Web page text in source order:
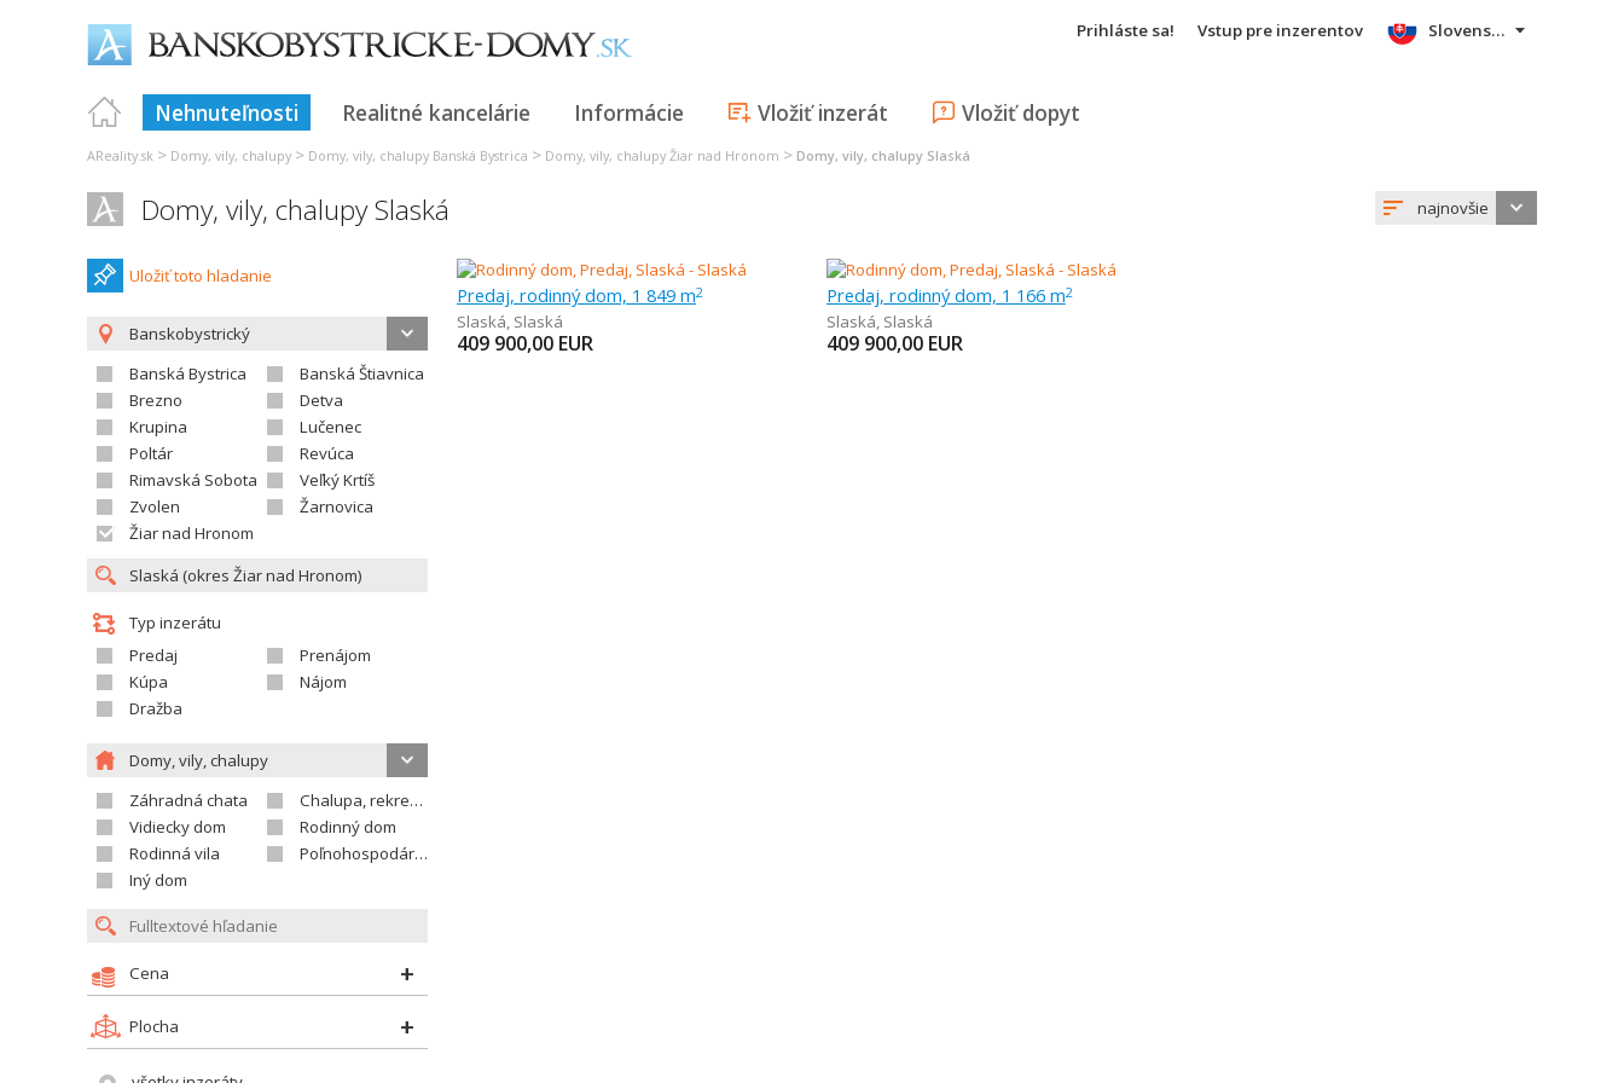
Prihláste sa! Vstup pre inzerentov
Nehnuteľnosti Realitné kancelárie Informácie Vložiť inzerát Vložiť dopyt
Slovensky
AReality.sk > Domy, vily, chalupy > Domy, vily, chalupy Banská Bystrica > Domy, vily, chalupy Žiar nad Hronom > Domy, vily, chalupy Slaská
Domy, vily, chalupy Slaská najnovšie
Uložiť toto hladanie
Banskobystrický
Banská Bystrica
Banská Štiavnica
Brezno
Detva
Krupina
Lučenec
Poltár
Revúca
Rimavská Sobota
Veľký Krtíš
Zvolen
Žarnovica
Žiar nad Hronom
Typ inzerátu
Predaj
Prenájom
Kúpa
Nájom
Dražba
Domy, vily, chalupy
Záhradná chata
Chalupa, rekreačný domček
Vidiecky dom
Rodinný dom
Rodinná vila
Poľnohospodárska usadlosť
Iný dom
Cena
Plocha
Predaj, rodinný dom, 1 849 m2
Slaská, Slaská
409 900,00 EUR
Predaj, rodinný dom, 1 166 m2
Slaská, Slaská
409 900,00 EUR